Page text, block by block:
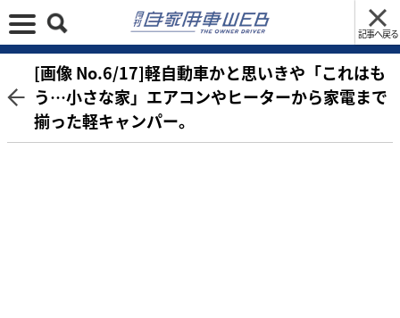
記事へ戻る
[画像 No.6/17]軽自動車かと思いきや「これはも
う…小さな家」エアコンやヒーターから家電まで
揃った軽キャンパー。